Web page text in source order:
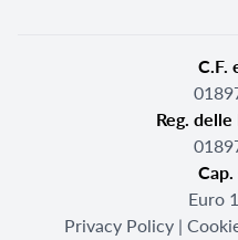
C.F.
Reg.
Cap.
Euro
Privacy Policy |